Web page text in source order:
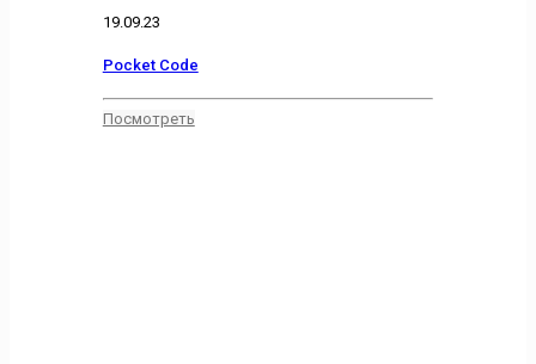
19.09.23
Pocket Code
Посмотреть